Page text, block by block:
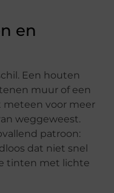
en
Een houten
muur of een
voor meer
weggeweest.
patroon:
dat niet snel
tinten met lichte